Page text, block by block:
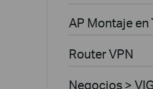
AP Montaje en
Router VPN
Negocios >